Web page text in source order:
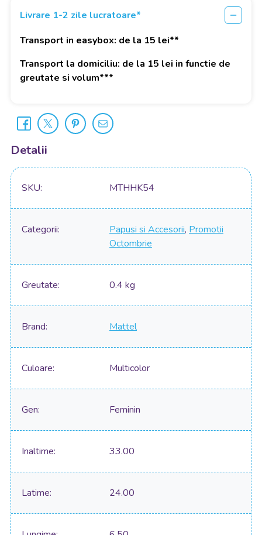
Livrare 1-2 zile lucratoare*
Transport in easybox: de la 15 lei**
Transport la domiciliu: de la 15 lei in functie de
greutate si volum***
Detalii
SKU MTHHK54
Categorii Papusi si Accesorii, Promotii
Octombrie
Greutate 0.4 kg
Brand Mattel
Culoare Multicolor
Gen Feminin
Inaltime 33.00
Latime 24.00